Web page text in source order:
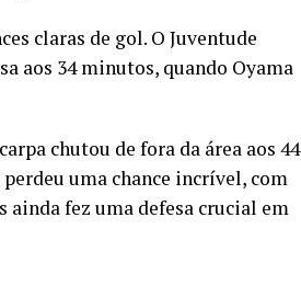
claras de gol. O Juventude
aos 34 minutos, quando Oyama
chutou de fora da área aos 44
uma chance incrível, com
ainda fez uma defesa crucial em